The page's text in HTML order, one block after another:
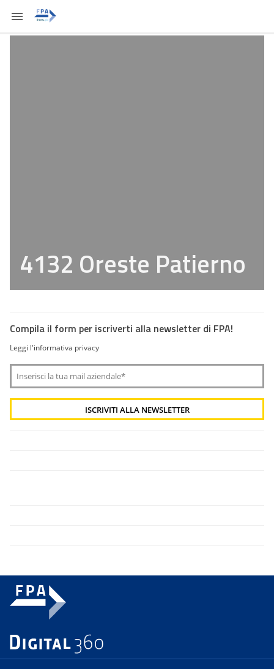
4132 Oreste Patierno
Compila il form per iscriverti alla newsletter di FPA!
Leggi l'informativa privacy